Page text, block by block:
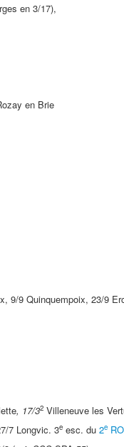
en 3/17),
en Brie
9/9 Quinquempoix, 23/9
, 17/32 Villeneuve les
7 Longvic. 3e esc. du 2e RO